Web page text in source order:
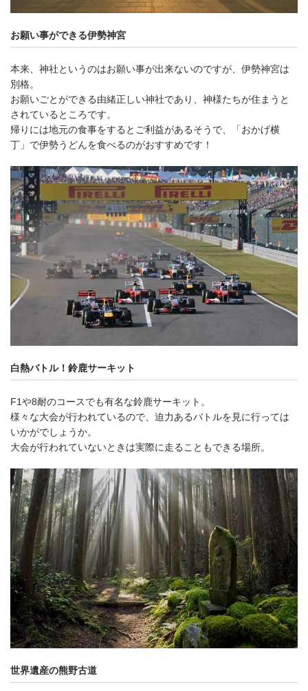
お願い事ができる伊勢神宮
本来、神社というのはお願い事が出来ないのですが、伊勢神宮は
別格。
お願いごとができる由緒正しい神社であり、神様たちが住まうと
されているところです。
帰りには地元の食事をするとご利益があるそうで、「おかげ横
丁」で伊勢うどんを食べるのがおすすめです！
白熱バトル！鈴鹿サーキット
F1や8耐のコースでも有名な鈴鹿サーキット。
様々な大会が行われているので、迫力あるバトルを見に行っては
いかがでしょうか。
大会が行われていないときは実際に走ることもできる場所。
世界遺産の熊野古道